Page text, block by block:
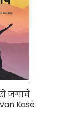
जगावे
Kase